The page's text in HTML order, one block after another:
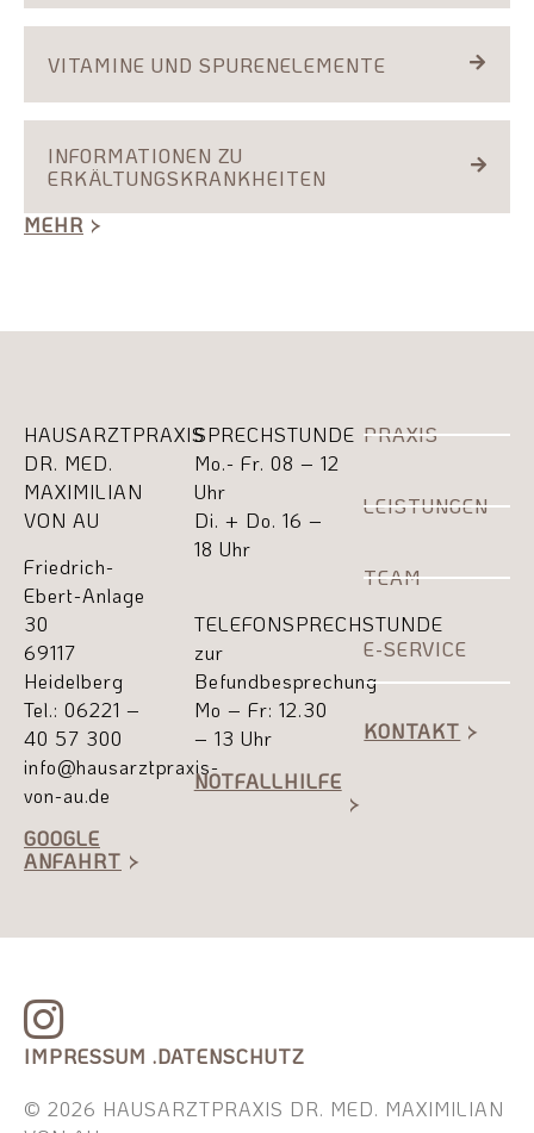
VITAMINE UND SPURENELEMENTE
INFORMATIONEN ZU
ERKÄLTUNGSKRANKHEITEN
MEHR
HAUSARZTPRAXIS
DR. MED.
MAXIMILIAN
VON AU
Friedrich-
Ebert-Anlage
30
69117
Heidelberg
Tel.: 06221 –
40 57 300
info@hausarztpraxis-
von-au.de
GOOGLE
ANFAHRT
SPRECHSTUNDE
Mo.- Fr. 08 – 12
Uhr
Di. + Do. 16 –
18 Uhr
TELEFONSPRECHSTUNDE
zur
Befundbesprechung
Mo – Fr: 12.30
– 13 Uhr
NOTFALLHILFE
PRAXIS
LEISTUNGEN
TEAM
E-SERVICE
KONTAKT
IMPRESSUM .DATENSCHUTZ
© 2026 HAUSARZTPRAXIS DR. MED. MAXIMILIAN